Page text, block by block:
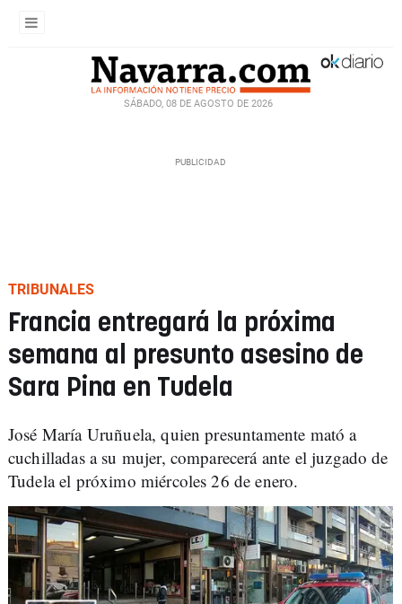
SÁBADO, 08 DE AGOSTO DE 2026
TRIBUNALES
Francia entregará la próxima
semana al presunto asesino de
Sara Pina en Tudela
José María Uruñuela, quien presuntamente mató a
cuchilladas a su mujer, comparecerá ante el juzgado de
Tudela el próximo miércoles 26 de enero.